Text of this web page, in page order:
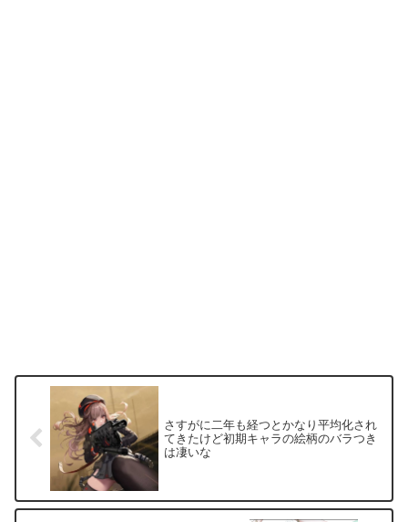
さすがに二年も経つとかなり平均化され
てきたけど初期キャラの絵柄のバラつき
は凄いな